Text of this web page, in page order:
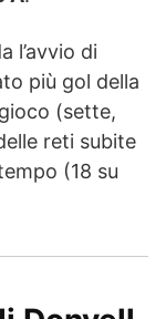
l’avvio di
più gol della
(sette,
reti subite
(18 su